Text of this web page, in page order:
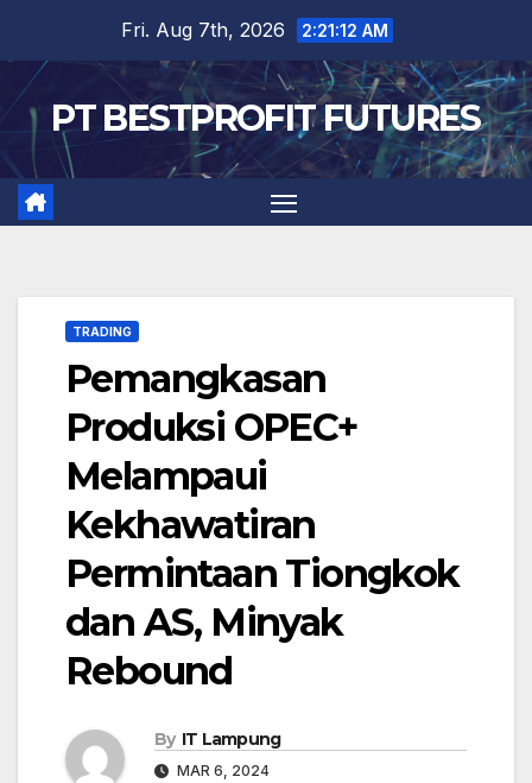
content
Fri. Aug 7th, 2026 2:21:13 AM
PT BESTPROFIT FUTURES
TRADING
Pemangkasan
Produksi OPEC+
Melampaui
Kekhawatiran
Permintaan Tiongkok
dan AS, Minyak
Rebound
By IT Lampung
MAR 6, 2024